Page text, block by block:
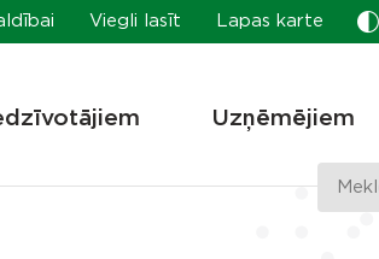
Viegli lasīt Lapas karte
Uzņēmējiem